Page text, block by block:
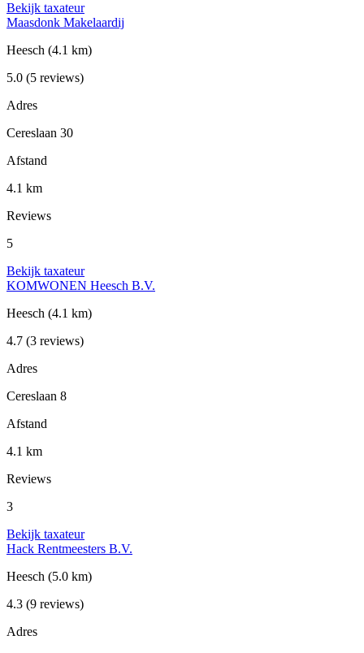
Bekijk taxateur
Maasdonk Makelaardij
Heesch (4.1 km)
5.0 (5 reviews)
Adres
Cereslaan 30
Afstand
4.1 km
Reviews
5
Bekijk taxateur
KOMWONEN Heesch B.V.
Heesch (4.1 km)
4.7 (3 reviews)
Adres
Cereslaan 8
Afstand
4.1 km
Reviews
3
Bekijk taxateur
Hack Rentmeesters B.V.
Heesch (5.0 km)
4.3 (9 reviews)
Adres